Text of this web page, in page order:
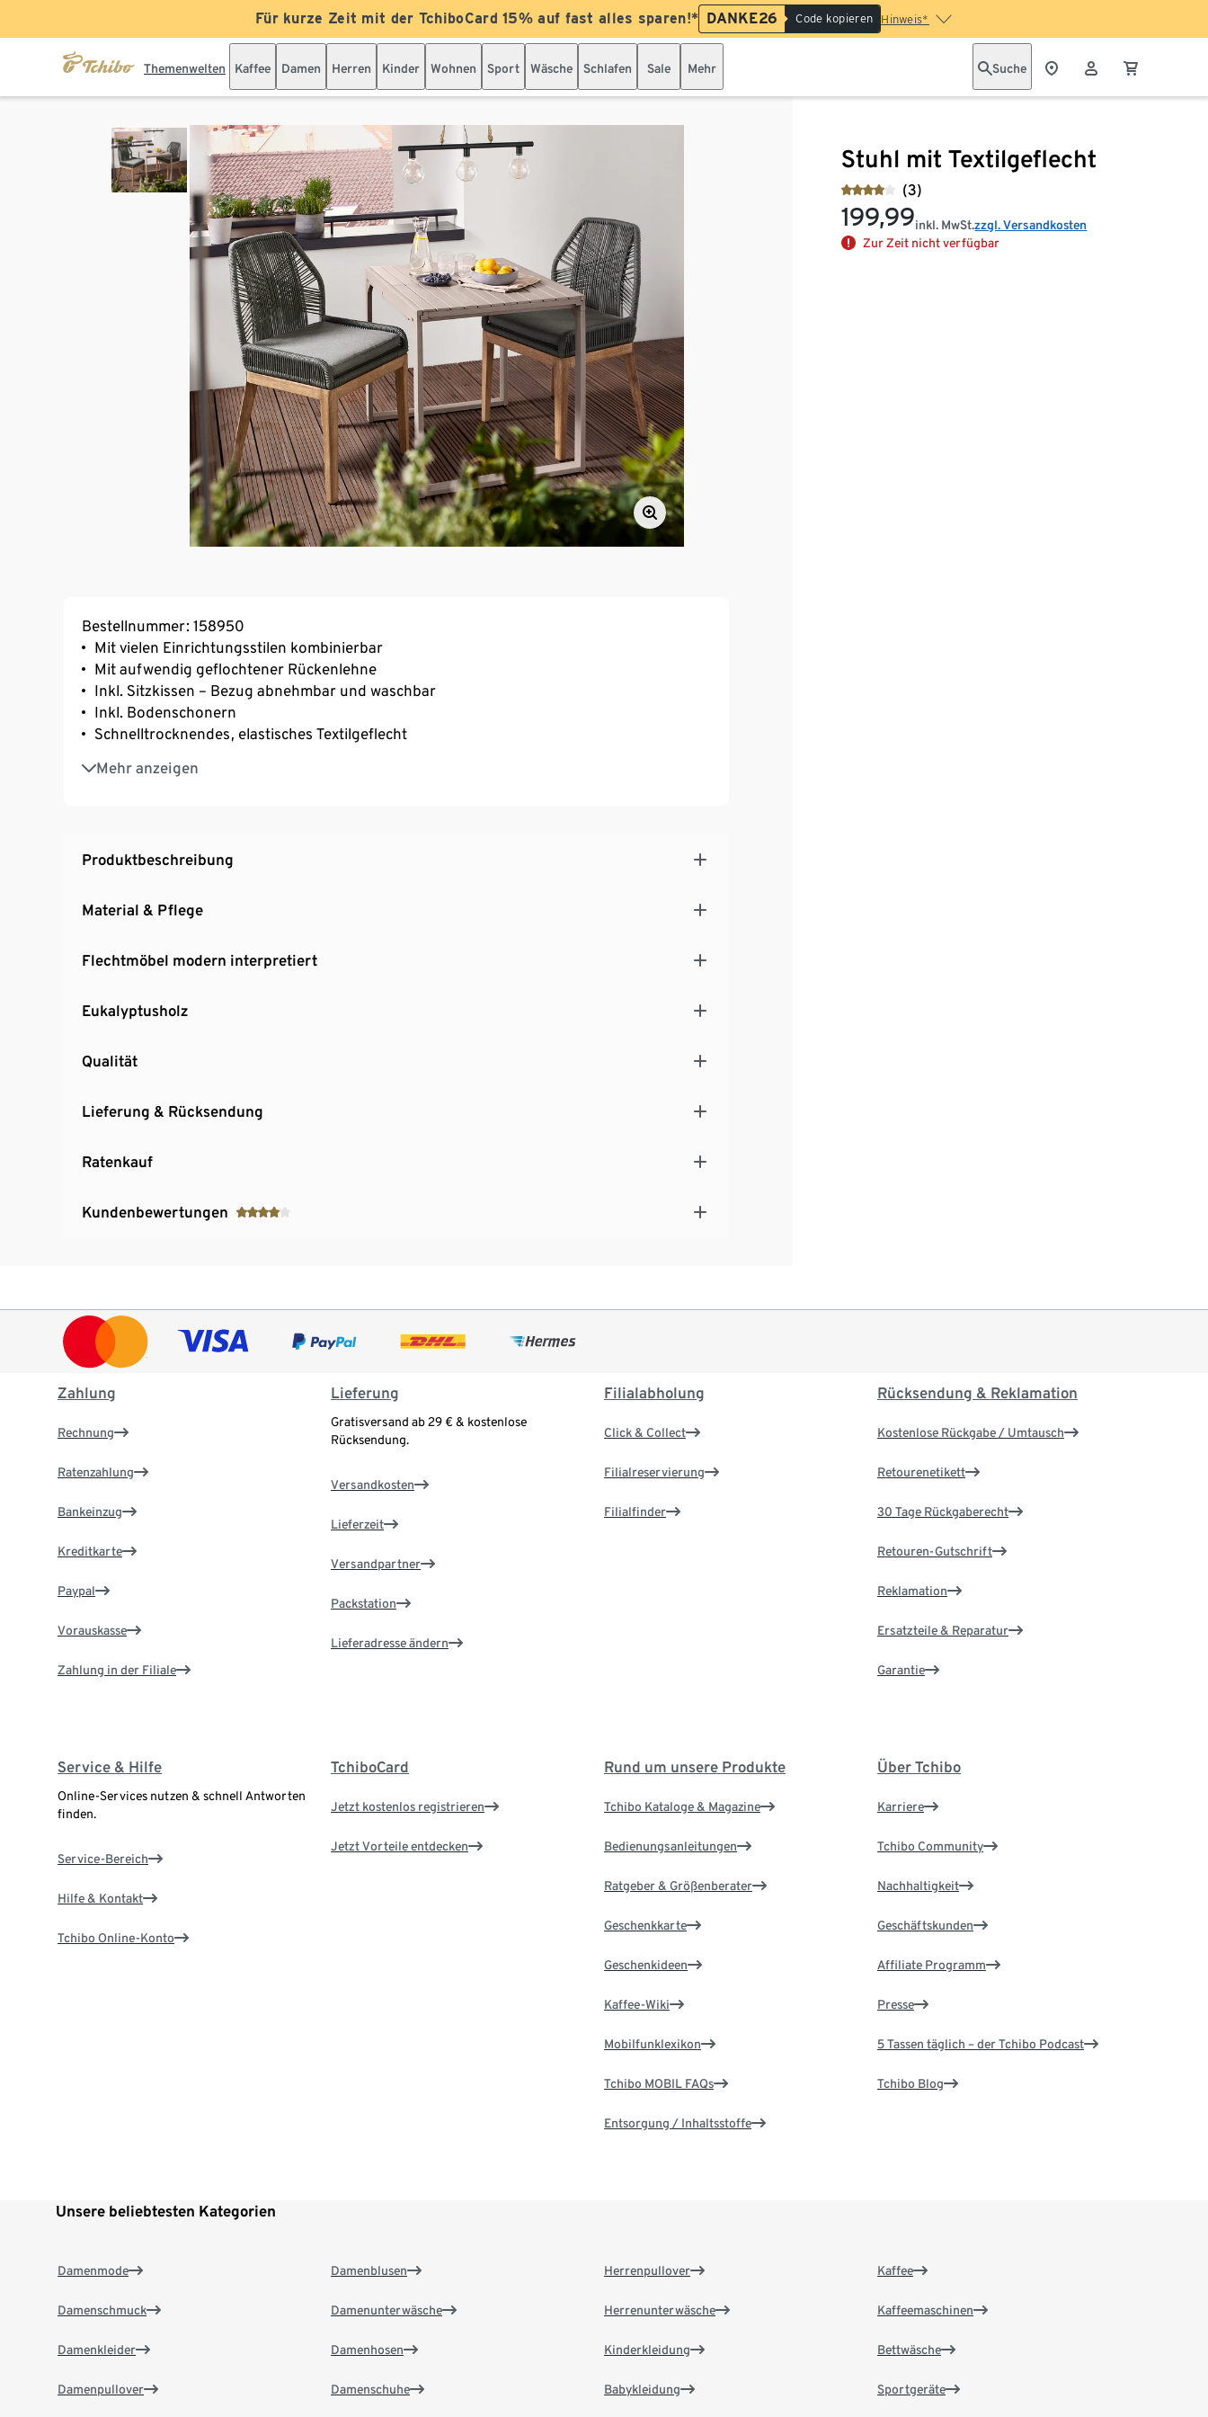
Für kurze Zeit mit der TchiboCard 15% auf fast alles sparen!* DANKE26 Code kopieren Hinweis*
Themenwelten Kaffee Damen Herren Kinder Wohnen Sport Wäsche Schlafen Sale Mehr Suche
Stuhl mit Textilgeflecht
(3)
199,99inkl. MwSt.zzgl. Versandkosten
Zur Zeit nicht verfügbar
Bestellnummer: 158950
Mit vielen Einrichtungsstilen kombinierbar
Mit aufwendig geflochtener Rückenlehne
Inkl. Sitzkissen – Bezug abnehmbar und waschbar
Inkl. Bodenschonern
Schnelltrocknendes, elastisches Textilgeflecht
Mehr anzeigen
Stuhlbeine aus hochwertigem Eukalyptusholz
UV- und witterungsbeständig
Produktbeschreibung
Material & Pflege
Flechtmöbel modern interpretiert
Eukalyptusholz
Qualität
Lieferung & Rücksendung
Ratenkauf
Kundenbewertungen
Zahlung
Rechnung
Ratenzahlung
Bankeinzug
Kreditkarte
Paypal
Vorauskasse
Zahlung in der Filiale
Lieferung
Gratisversand ab 29 € & kostenlose
Rücksendung.
Versandkosten
Lieferzeit
Versandpartner
Packstation
Lieferadresse ändern
Filialabholung
Click & Collect
Filialreservierung
Filialfinder
Rücksendung & Reklamation
Kostenlose Rückgabe / Umtausch
Retourenetikett
30 Tage Rückgaberecht
Retouren-Gutschrift
Reklamation
Ersatzteile & Reparatur
Garantie
Service & Hilfe
Online-Services nutzen & schnell Antworten
finden.
Service-Bereich
Hilfe & Kontakt
Tchibo Online-Konto
TchiboCard
Jetzt kostenlos registrieren
Jetzt Vorteile entdecken
Rund um unsere Produkte
Tchibo Kataloge & Magazine
Bedienungsanleitungen
Ratgeber & Größenberater
Geschenkkarte
Geschenkideen
Kaffee-Wiki
Mobilfunklexikon
Tchibo MOBIL FAQs
Entsorgung / Inhaltsstoffe
Über Tchibo
Karriere
Tchibo Community
Nachhaltigkeit
Geschäftskunden
Affiliate Programm
Presse
5 Tassen täglich – der Tchibo Podcast
Tchibo Blog
Unsere beliebtesten Kategorien
Damenmode
Damenschmuck
Damenkleider
Damenpullover
Damenblusen
Damenunterwäsche
Damenhosen
Damenschuhe
Herrenpullover
Herrenunterwäsche
Kinderkleidung
Babykleidung
Kaffee
Kaffeemaschinen
Bettwäsche
Sportgeräte